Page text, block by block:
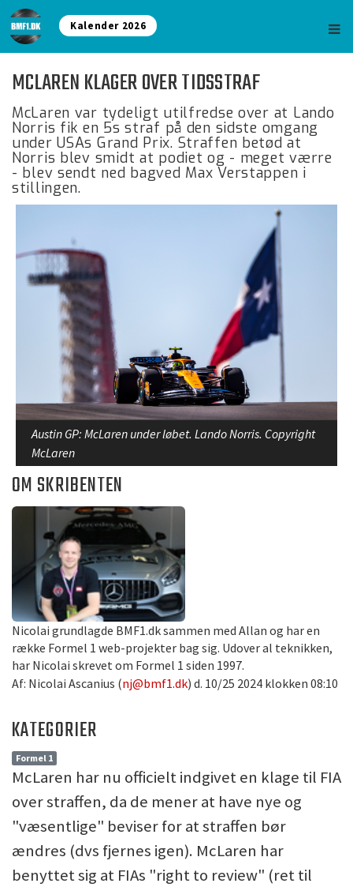
Kalender 2026
MCLAREN KLAGER OVER TIDSSTRAF
McLaren var tydeligt utilfredse over at Lando
Norris fik en 5s straf på den sidste omgang
under USAs Grand Prix. Straffen betød at
Norris blev smidt at podiet og - meget værre
- blev sendt ned bagved Max Verstappen i
stillingen.
Austin GP: McLaren under løbet. Lando Norris. Copyright
McLaren
OM SKRIBENTEN
Nicolai grundlagde BMF1.dk sammen med Allan og har en
række Formel 1 web-projekter bag sig. Udover al teknikken,
har Nicolai skrevet om Formel 1 siden 1997.
Af: Nicolai Ascanius (nj@bmf1.dk) d. 10/25 2024 klokken 08:10
KATEGORIER
Formel 1
McLaren har nu officielt indgivet en klage til FIA
over straffen, da de mener at have nye og
"væsentlige" beviser for at straffen bør
ændres (dvs fjernes igen). McLaren har
benyttet sig at FIAs "right to review" (ret til